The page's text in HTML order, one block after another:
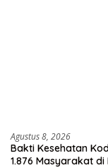
Agustus 8, 2026
Bakti Kesehatan
1.876 Masyarakat di